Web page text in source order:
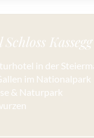
Schloss Kassegg
in der
im Nationalpark
& Naturpark